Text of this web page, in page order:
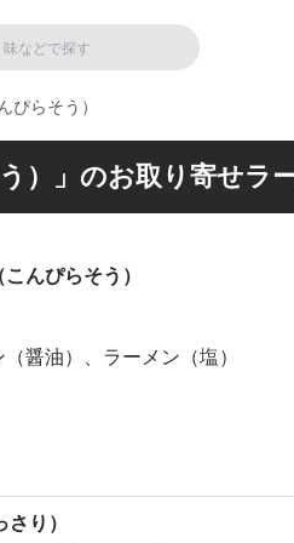
ぴらそう）
）」のお取り寄せラ
んぴらそう）
醤油）、ラーメン（塩）
り）